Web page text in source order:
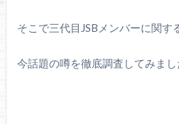
そこで三代目JSBメンバーに関す
今話題の噂を徹底調査してみまし